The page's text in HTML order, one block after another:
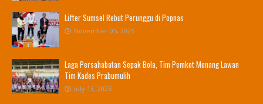
Lifter Sumsel Rebut Perunggu di Popnas
November 05, 2025
Laga Persahabatan Sepak Bola, Tim Pemkot Menang Lawan
Tim Kades Prabumulih
July 13, 2025